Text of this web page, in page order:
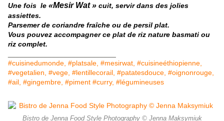
Une fois le «Mesir Wat » cuit, servir dans des jolies
assiettes.
Parsemer de coriandre fraîche ou de persil plat.
Vous pouvez accompagner ce plat de riz nature basmati ou
riz complet.
#cuisinedumonde, #platsale, #mesirwat, #cuisineéthiopienne,
#vegetalien, #vege, #lentillecorail, #patatesdouce, #oignonrouge,
#ail, #gingembre, #piment #curry, #légumineuses
Bistro de Jenna Food Style Photography © Jenna Maksymiuk